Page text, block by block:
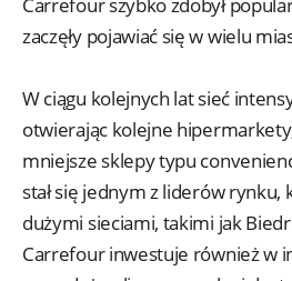
zaczęły pojawiać się w wielu
W ciągu kolejnych lat sieć
otwierając kolejne
mniejsze sklepy typu
stał się jednym z liderów rynku,
dużymi sieciami, takimi jak
Carrefour inwestuje również w